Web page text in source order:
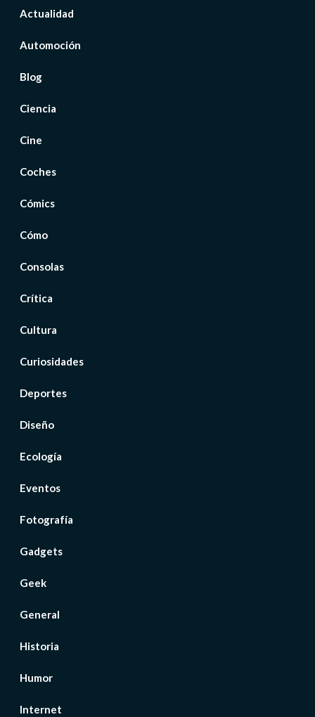
Actualidad
Automoción
Blog
Ciencia
Cine
Coches
Cómics
Cómo
Consolas
Crítica
Cultura
Curiosidades
Deportes
Diseño
Ecología
Eventos
Fotografía
Gadgets
Geek
General
Historia
Humor
Internet